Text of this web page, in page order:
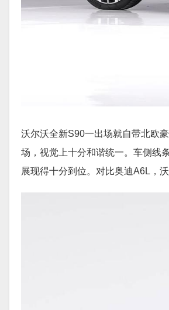
沃尔沃全新S90一出场就自带北欧
场，视觉上十分和谐统一。车侧线
展现得十分到位。对比奥迪A6L，